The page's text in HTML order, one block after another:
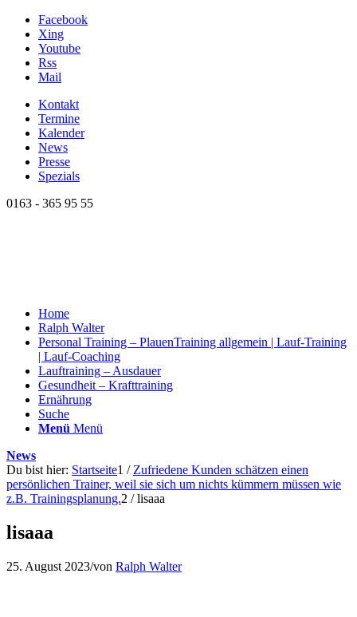
Facebook
Xing
Youtube
Rss
Mail
Kontakt
Termine
Kalender
News
Presse
Spezials
0163 - 365 95 55
Home
Ralph Walter
Personal Training – PlauenTraining allgemein | Lauf-Training
| Lauf-Coaching
Lauftraining – Ausdauer
Gesundheit – Krafttraining
Ernährung
Suche
Menü Menü
News
Du bist hier: Startseite1 / Zufriedene Kunden schätzen einen
persönlichen Trainer, weil sie sich um nichts kümmern müssen wie
z.B. Trainingsplanung.2 / lisaaa
lisaaa
25. August 2023/von Ralph Walter